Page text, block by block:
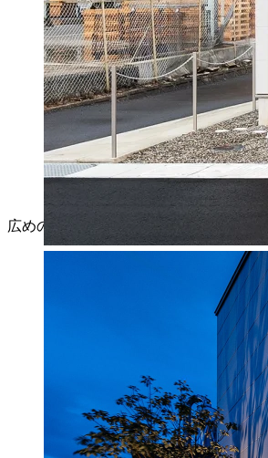
広めのガレージスペースに配されたラ